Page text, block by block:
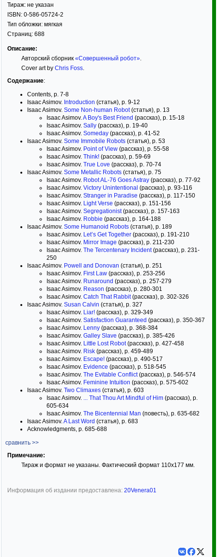
Тираж: не указан
ISBN: 0-586-05724-2
Тип обложки: мягкая
Страниц: 688
Описание:
Авторский сборник «Совершенный робот».
Cover art by Chris Foss.
Содержание:
Contents, p. 7-8
Isaac Asimov. Introduction (статья), p. 9-12
Isaac Asimov. Some Non-human Robot(статья), p. 13
Isaac Asimov.A Boy's Best Friend (рассказ), p. 15-18
Isaac Asimov. Sally (рассказ), p. 19-40
Isaac Asimov. Someday (рассказ), p. 41-52
Isaac Asimov. Some Immobile Robots (статья), p. 53
Isaac Asimov. Point of View (рассказ), p. 55-58
Isaac Asimov. Think! (рассказ), p. 59-69
Isaac Asimov. True Love (рассказ), p. 70-74
Isaac Asimov. Some Metallic Robots (статья), p. 75
Isaac Asimov. Robot AL-76 Goes Astray (рассказ), p. 77-92
Isaac Asimov. Victory Unintentional (рассказ), p. 93-116
Isaac Asimov. Stranger in Paradise (рассказ), p. 117-150
Isaac Asimov. Light Verse (рассказ), p. 151-156
Isaac Asimov. Segregationist(рассказ), p. 157-163
Isaac Asimov. Robbie (рассказ), p. 164-188
Isaac Asimov. Some Humanoid Robots (статья), p. 189
Isaac Asimov. Let’s Get Together (рассказ), p. 191-210
Isaac Asimov. Mirror Image (рассказ), p. 211-230
Isaac Asimov. The Tercentenary Incident(рассказ), p. 231-
250
Isaac Asimov. Powell and Donovan (статья), p. 251
Isaac Asimov. First Law (рассказ), p. 253-256
Isaac Asimov. Runaround (рассказ), p. 257-279
Isaac Asimov. Reason (рассказ), p. 280-301
Isaac Asimov. Catch That Rabbit(рассказ), p. 302-326
Isaac Asimov. Susan Calvin (статья), p. 327
Isaac Asimov. Liar! (рассказ), p. 329-349
Isaac Asimov. Satisfaction Guaranteed (рассказ), p. 350-367
Isaac Asimov. Lenny (рассказ), p. 368-384
Isaac Asimov. Galley Slave (рассказ), p. 385-426
Isaac Asimov. Little Lost Robot(рассказ), p. 427-458
Isaac Asimov. Risk (рассказ), p. 459-489
Isaac Asimov. Escape! (рассказ), p. 490-517
Isaac Asimov. Evidence (рассказ), p. 518-545
Isaac Asimov. The Evitable Conflict(рассказ), p. 546-574
Isaac Asimov. Feminine Intuition (рассказ), p. 575-602
Isaac Asimov. Two Climaxes (статья), p. 603
Isaac Asimov. ... That Thou Art Mindful of Him (рассказ), p.
605-634
Isaac Asimov. The Bicentennial Man (повесть), p. 635-682
Isaac Asimov.A Last Word (статья), p. 683
Acknowledgments, p. 685-688
сравнить >>
Примечание:
Тираж и формат не указаны. Фактический формат 110х177 мм.
Информация об издании предоставлена: 20Venera01